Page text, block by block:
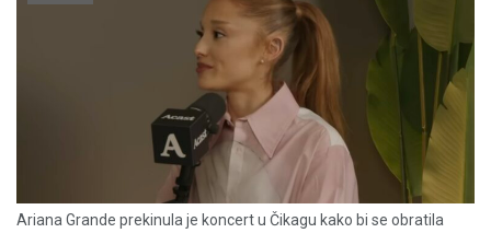
Ariana Grande prekinula je koncert u Čikagu kako bi se obratila